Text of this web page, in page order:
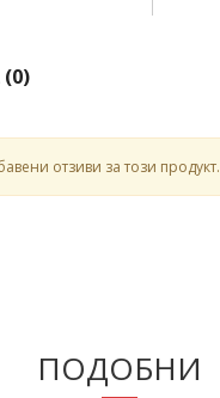
0)
отзиви за този продукт.
ПОДОБНИ